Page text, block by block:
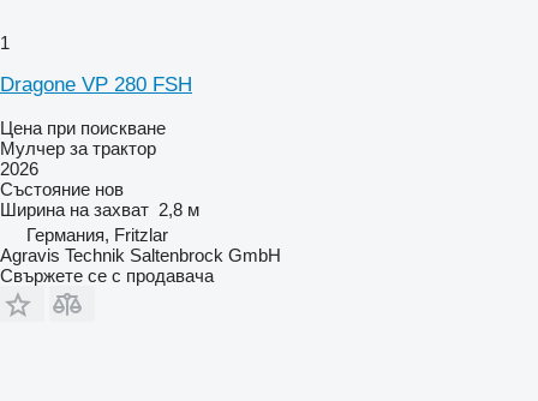
1
Dragone VP 280 FSH
Цена при поискване
Мулчер за трактор
2026
Състояние нов
Ширина на захват 2,8 м
Германия, Fritzlar
Agravis Technik Saltenbrock GmbH
Свържете се с продавача